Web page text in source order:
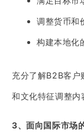
调整货币和
构建本地化
充分了解B2B客户
和文化特征调整内
3、面向国际市场